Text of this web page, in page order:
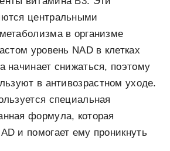
центральными
в организме
уровень NAD в клетках
начинает снижаться, поэтому
в антивозрастном уходе.
специальная
формула, которая
и помогает ему проникнуть